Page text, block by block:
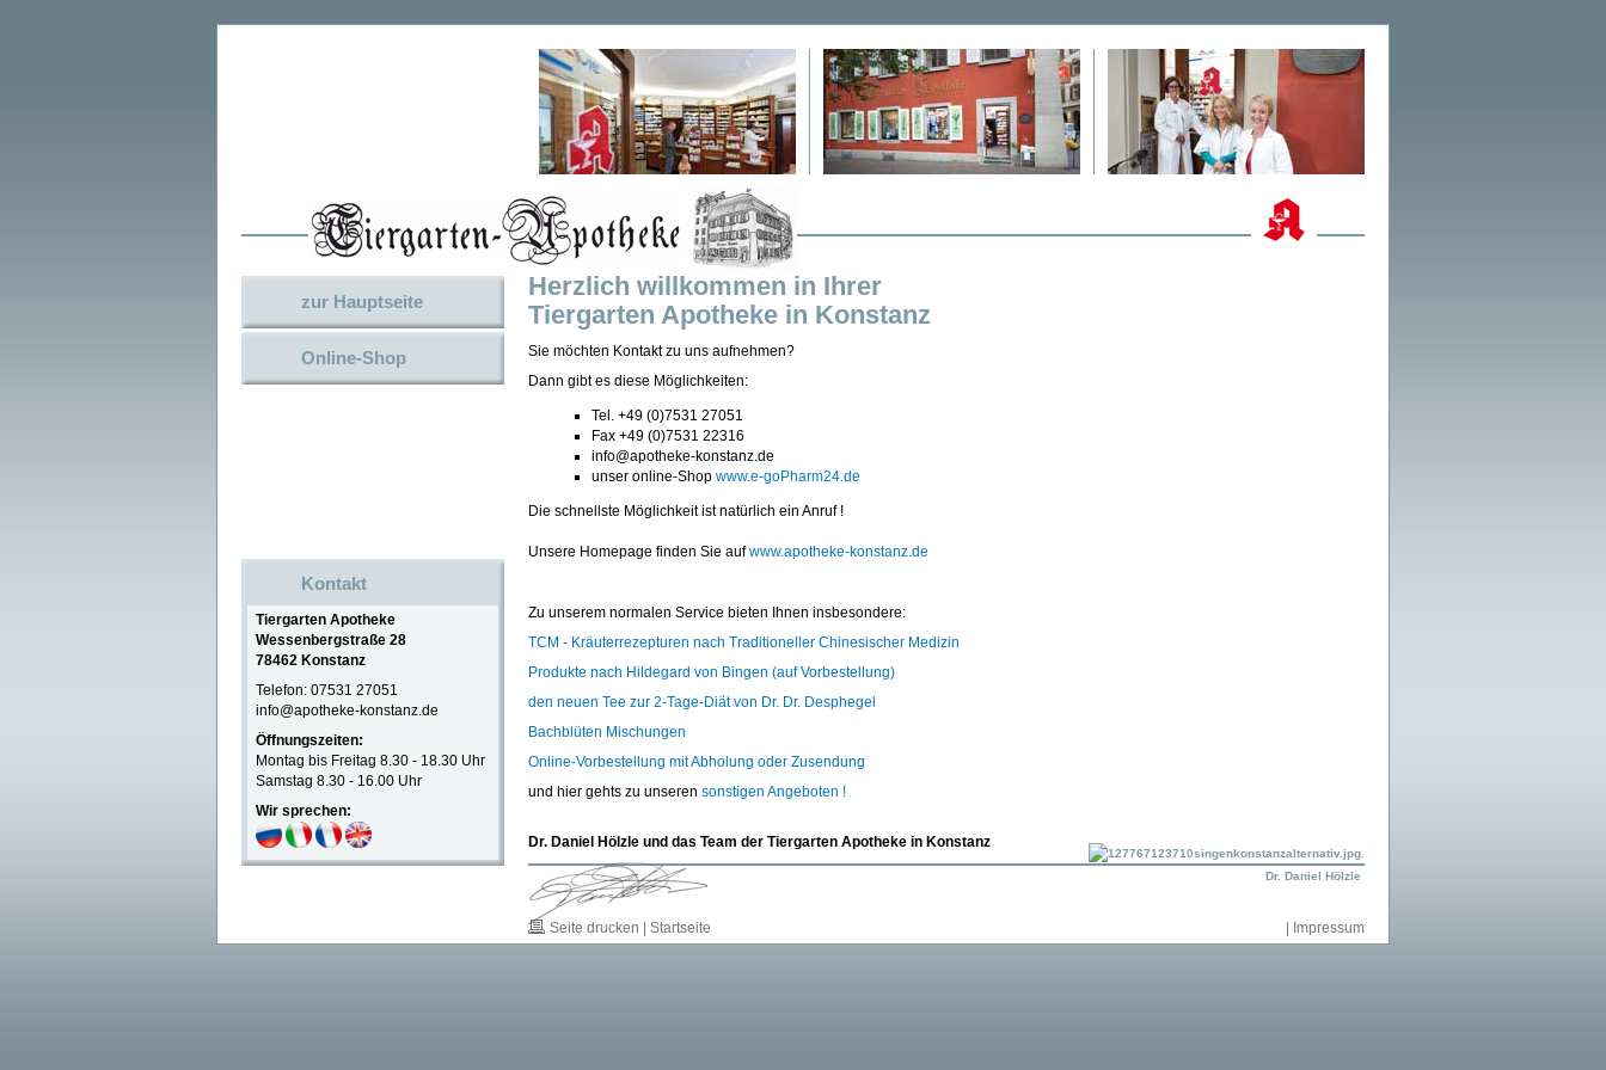
zur Hauptseite
Online-Shop
Kontakt
Tiergarten Apotheke
Wessenbergstraße 28
78462 Konstanz
Telefon: 07531 27051
info@apotheke-konstanz.de
Öffnungszeiten:
Montag bis Freitag 8.30 - 18.30 Uhr
Samstag 8.30 - 16.00 Uhr
Wir sprechen:
Herzlich willkommen in Ihrer
Tiergarten Apotheke in Konstanz
Sie möchten Kontakt zu uns aufnehmen?
Dann gibt es diese Möglichkeiten:
Tel. +49 (0)7531 27051
Fax +49 (0)7531 22316
info@apotheke-konstanz.de
unser online-Shop www.e-goPharm24.de
Die schnellste Möglichkeit ist natürlich ein Anruf !
Unsere Homepage finden Sie aufwww.apotheke-konstanz.de
Zu unserem normalen Service bieten Ihnen insbesondere:
TCM - Kräuterrezepturen nach Traditioneller Chinesischer Medizin
Produkte nach Hildegard von Bingen (auf Vorbestellung)
den neuen Tee zur 2-Tage-Diät von Dr. Dr. Desphegel
Bachblüten Mischungen
Online-Vorbestellung mit Abholung oder Zusendung
und hier gehts zu unseren sonstigen Angeboten !
Dr. Daniel Hölzle und das Team der Tiergarten Apotheke in Konstanz
Dr. Daniel Hölzle
Impressum
Seite drucken Startseite